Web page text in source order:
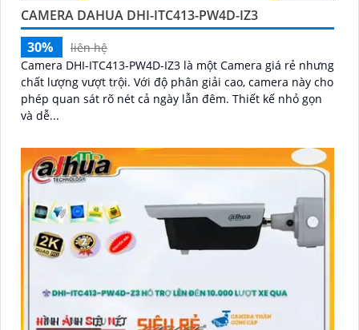
CAMERA DAHUA DHI-ITC413-PW4D-IZ3
30%
liên hệ
Camera DHI-ITC413-PW4D-IZ3 là một Camera giá rẻ nhưng
chất lượng vượt trội. Với độ phân giải cao, camera này cho
phép quan sát rõ nét cả ngày lẫn đêm. Thiết kế nhỏ gọn
và dễ...